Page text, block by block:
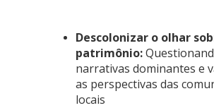
Descolonizar o olhar
patrimônio:
narrativas dominantes e
as perspectivas das
locais